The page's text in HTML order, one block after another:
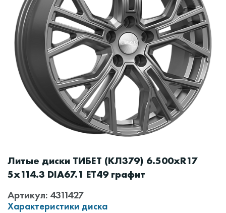
Литые диски ТИБЕТ (КЛ379) 6.500xR17
5x114.3 DIA67.1 ET49 графит
Артикул: 4311427
Характеристики диска